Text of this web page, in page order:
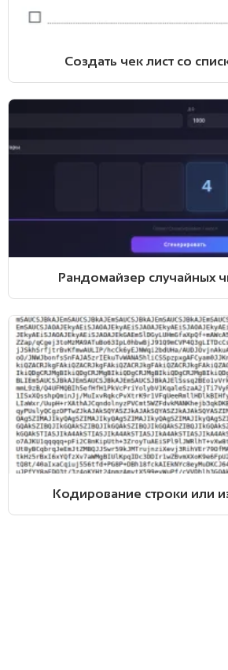
Создать чек лист со
Рандомайзер случайных
Кодирование строки или